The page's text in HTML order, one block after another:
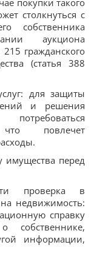
столкнуться с
собственника
аукциона
гражданского
(статья 388
для защиты
и решения
повлечет
имущества перед
проверка в
недвижимость:
справку
собственнике,
информации,